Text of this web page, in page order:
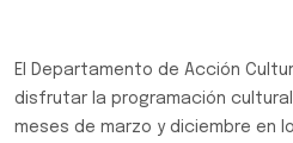
El Departamento de Acción
disfrutar la programación
meses de marzo y diciembre en